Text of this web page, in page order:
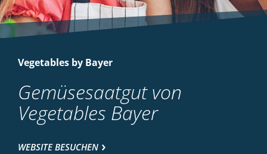
Vegetables by Bayer
Gemüsesaatgut von
Vegetables Bayer
WEBSITE BESUCHEN